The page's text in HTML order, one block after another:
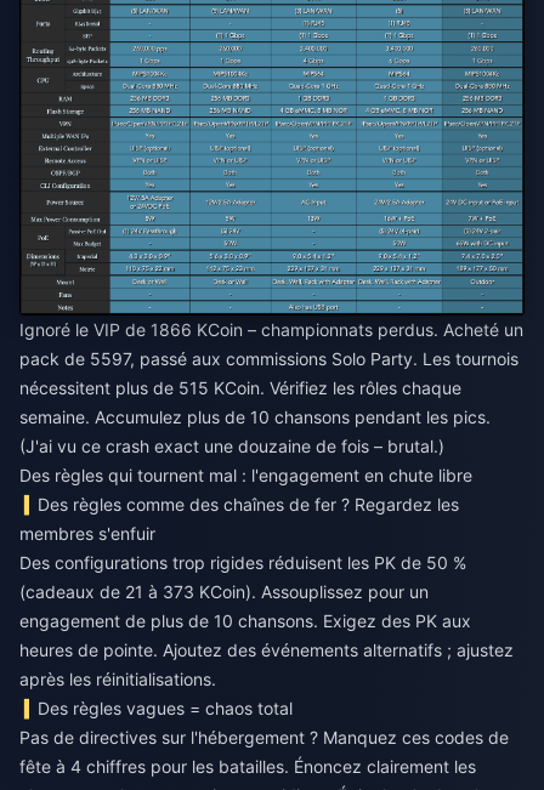
Ignoré le VIP de 1866 KCoin – championnats perdus. Acheté un
pack de 5597, passé aux commissions Solo Party. Les tournois
nécessitent plus de 515 KCoin. Vérifiez les rôles chaque
semaine. Accumulez plus de 10 chansons pendant les pics.
(J'ai vu ce crash exact une douzaine de fois – brutal.)
Des règles qui tournent mal : l'engagement en chute libre
Des règles comme des chaînes de fer ? Regardez les
membres s'enfuir
Des configurations trop rigides réduisent les PK de 50 %
(cadeaux de 21 à 373 KCoin). Assouplissez pour un
engagement de plus de 10 chansons. Exigez des PK aux
heures de pointe. Ajoutez des événements alternatifs ; ajustez
après les réinitialisations.
Des règles vagues = chaos total
Pas de directives sur l'hébergement ? Manquez ces codes de
fête à 4 chiffres pour les batailles. Énoncez clairement les